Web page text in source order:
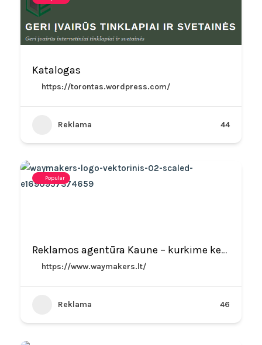
Katalogas
https://torontas.wordpress.com/
Reklama 44
Popular
Reklamos agentūra Kaune – kurkime kelius link Jūsų klientų kartu
https://www.waymakers.lt/
Reklama 46